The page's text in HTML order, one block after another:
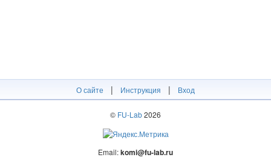
О сайте | Инструкция | Вход
© FU-Lab2026
Email:komi@fu-lab.ru